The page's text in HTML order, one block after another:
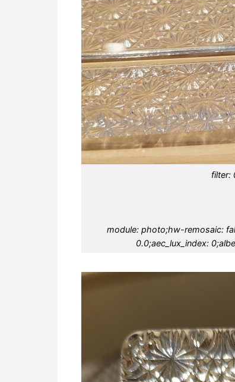
filter:
module: photo;hw-remosaic:
0.0;aec_lux_index: